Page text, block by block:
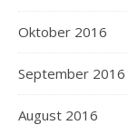
Oktober 2016
September 2016
August 2016